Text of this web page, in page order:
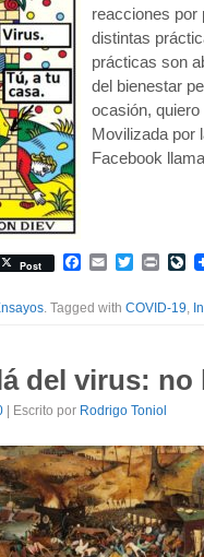
reacciones por
distintas
prácticas son
del bienestar
ocasión,
Movilizada por
Facebook
Post Facebook
EmailTwitterPrint
. Tagged with COVID-19,
del virus:
| Escrito por Rodrigo Toniol